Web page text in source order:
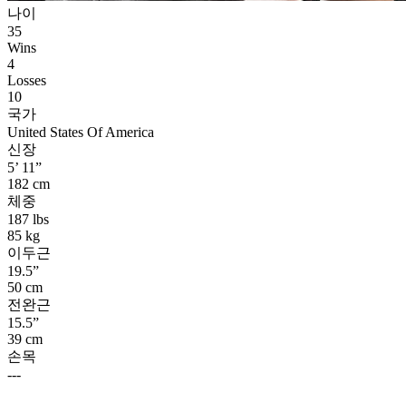
나이
35
Wins
4
Losses
10
국가
United States Of America
신장
5’ 11”
182 cm
체중
187 lbs
85 kg
이두근
19.5”
50 cm
전완근
15.5”
39 cm
손목
---